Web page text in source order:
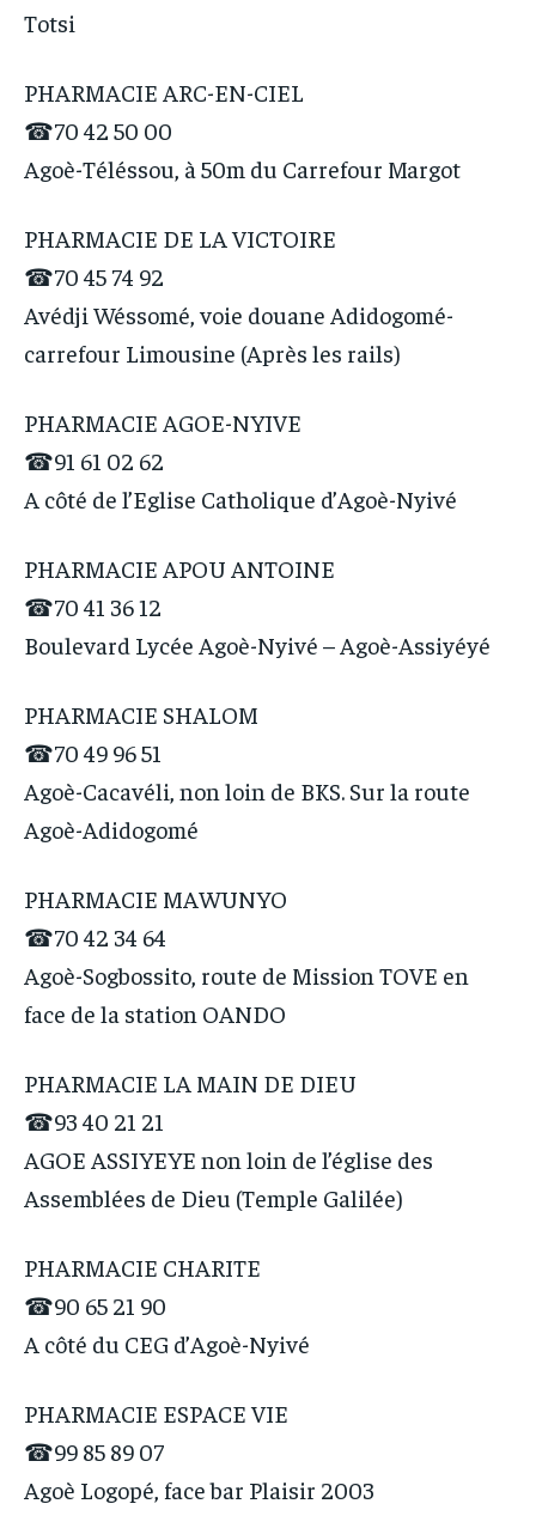
Totsi
PHARMACIE ARC-EN-CIEL
☎70 42 50 00
Agoè-Téléssou, à 50m du Carrefour Margot
PHARMACIE DE LA VICTOIRE
☎70 45 74 92
Avédji Wéssomé, voie douane Adidogomé-
carrefour Limousine (Après les rails)
PHARMACIE AGOE-NYIVE
☎91 61 02 62
A côté de l’Eglise Catholique d’Agoè-Nyivé
PHARMACIE APOU ANTOINE
☎70 41 36 12
Boulevard Lycée Agoè-Nyivé – Agoè-Assiyéyé
PHARMACIE SHALOM
☎70 49 96 51
Agoè-Cacavéli, non loin de BKS. Sur la route
Agoè-Adidogomé
PHARMACIE MAWUNYO
☎70 42 34 64
Agoè-Sogbossito, route de Mission TOVE en
face de la station OANDO
PHARMACIE LA MAIN DE DIEU
☎93 40 21 21
AGOE ASSIYEYE non loin de l’église des
Assemblées de Dieu (Temple Galilée)
PHARMACIE CHARITE
☎90 65 21 90
A côté du CEG d’Agoè-Nyivé
PHARMACIE ESPACE VIE
☎99 85 89 07
Agoè Logopé, face bar Plaisir 2003